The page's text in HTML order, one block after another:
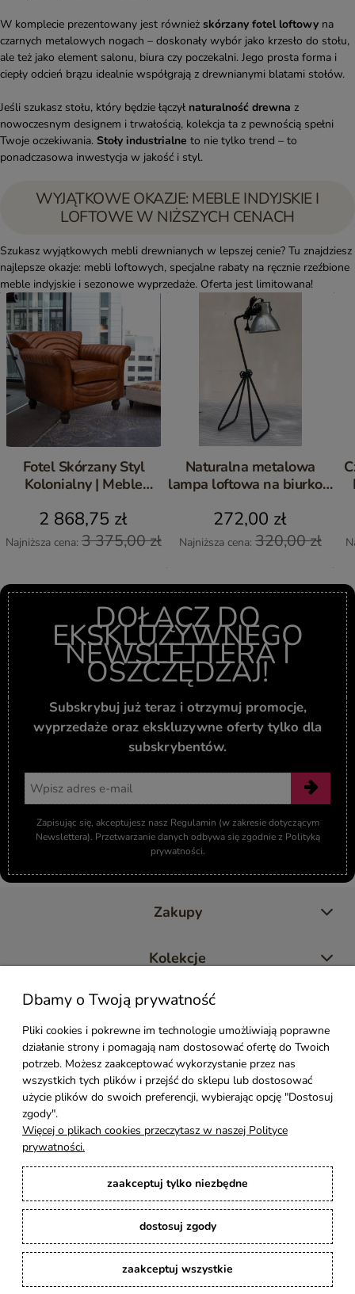
W komplecie prezentowany jest również skórzany fotel loftowy na
czarnych metalowych nogach – doskonały wybór jako krzesło do stołu,
ale też jako element salonu, biura czy poczekalni. Jego prosta forma i
ciepły odcień brązu idealnie współgrają z drewnianymi blatami stołów.
Jeśli szukasz stołu, który będzie łączył naturalność drewna z
nowoczesnym designem i trwałością, kolekcja ta z pewnością spełni
Twoje oczekiwania. Stoły industrialne to nie tylko trend – to
ponadczasowa inwestycja w jakość i styl.
WYJĄTKOWE OKAZJE: MEBLE INDYJSKIE I
LOFTOWE W NIŻSZYCH CENACH
Szukasz wyjątkowych mebli drewnianych w lepszej cenie? Tu znajdziesz
najlepsze okazje: mebli loftowych, specjalne rabaty na ręcznie rzeźbione
meble indyjskie i sezonowe wyprzedaże. Oferta jest limitowana!
Fotel Skórzany Styl
Kolonialny | Meble
2 868,75 zł
Najniższa cena: 3 375,00 zł
Naturalna metalowa
lampa loftowa na biurko –
272,00 zł
Najniższa cena: 320,00 zł
DOŁĄCZ DO
EKSKLUZYWNEGO
NEWSLETTERA I
OSZCZĘDZAJ!
Subskrybuj już teraz i otrzymuj promocje,
wyprzedaże oraz ekskluzywne oferty tylko dla
subskrybentów.
Zapisując się, akceptujesz nasz Regulamin (w zakresie dotyczącym
Newslettera). Przetwarzanie danych odbywa się zgodnie z Polityką
prywatności.
Zakupy
Kolekcje
Moje konto
Pomoc
Styl Mebli
Rodzaje drewna
Kontakt
Karina Meble
: Ręcznie robione meble indyjskie, loftowe, industrialne i boho z
litego drewna. | Copyright © 2008–2026
Dbamy o Twoją prywatność
Pliki cookies i pokrewne im technologie umożliwiają poprawne
działanie strony i pomagają nam dostosować ofertę do Twoich
potrzeb. Możesz zaakceptować wykorzystanie przez nas
wszystkich tych plików i przejść do sklepu lub dostosować
użycie plików do swoich preferencji, wybierając opcję "Dostosuj
zgody".
Więcej o plikach cookies przeczytasz w naszej Polityce
prywatności.
zaakceptuj tylko niezbędne
dostosuj zgody
zaakceptuj wszystkie